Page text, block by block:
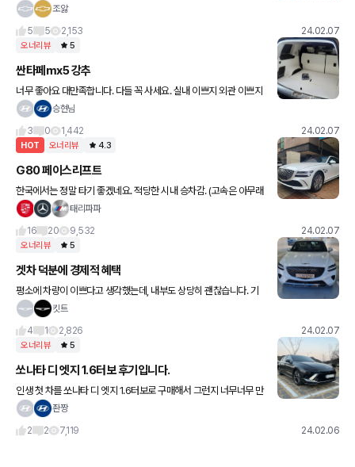
차! 이 가격에 웬만한 최신 기술들과, 젊은 디자인과, 쉐보레의 안정성
조앓
5
5 2,153 24.02.07
오너리뷰 5
싼타페mx5 강추
너무 좋아요 대만족합니다. 다들 꼭 사세요. 실내 이쁘지 외관 이쁘지
전면 이쁘지 후면 이쁘지 넓지 깔끔하지 더이상 좋을수가 없는데요.
승현님
3
0 1,442 24.02.07
HOT 오너리뷰 4.3
G80 페이스리프트
한국에서는 정말 타기 좋겠네요. 적당한 시내 승차감. (고속은 아무래
도 아직까지는) 상당히 조용한 정숙성 화려하고 편한 인터페이스를
간
태리파파
16
20 9,532 24.02.07
오너리뷰 5
겟차 덕분에 경제적 혜택
평소에 차량이 이쁘다고 생각했는데, 내부도 상당히 괜찮습니다. 기
본 사양인데도 불구하고 안전장치들은 모두 포함되어 있기에 이 부분
킷트
4
1 2,826 24.02.07
오너리뷰 5
쏘나타 디 엣지 1.6터보 후기입니다.
인생 첫 차를 쏘나타 디 엣지 1.6터보로 구매해서 그런지 너무너무 만
족합니다. 세단과 suv 를 고민했었는데 막상 타보니 승차감이 너무
좐짱
2
2 7,119 24.02.06